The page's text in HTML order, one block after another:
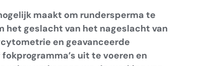
maakt om rundersperma te
het geslacht van het nageslacht van
en geavanceerde
uit te voeren en